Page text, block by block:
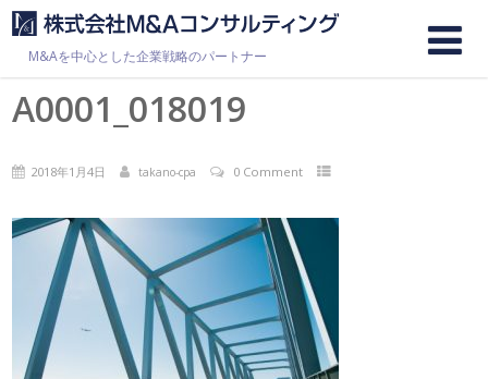
M&Aを中心とした企業戦略のパートナー
A0001_018019
2018年1月4日 takano-cpa 0 Comment